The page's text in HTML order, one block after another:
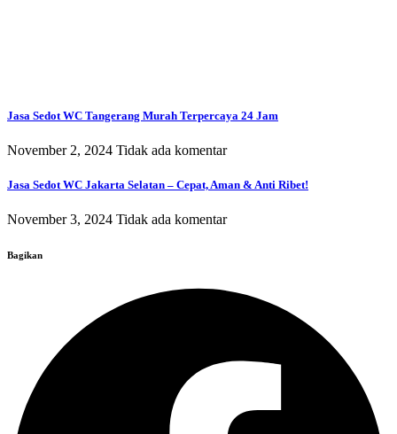
Jasa Sedot WC Tangerang Murah Terpercaya 24 Jam
November 2, 2024 Tidak ada komentar
Jasa Sedot WC Jakarta Selatan – Cepat, Aman & Anti Ribet!
November 3, 2024 Tidak ada komentar
Bagikan